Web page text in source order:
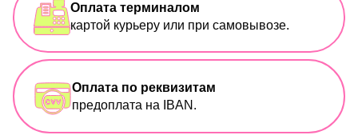
Оплата терминалом
картой курьеру или при самовывозе.
Оплата по реквизитам
предоплата на IBAN.